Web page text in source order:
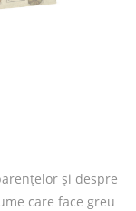
57.00 lei.
și despre
care face greu